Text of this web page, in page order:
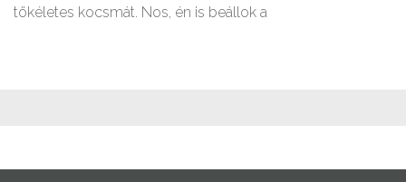
tökéletes kocsmát. Nos, én is beállok a